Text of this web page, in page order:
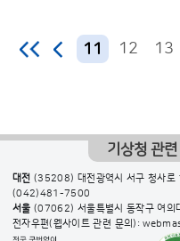
11 12 13
기상청 관
대전 (35208) 대전광역시 서구 청사
(042)481-7500
서울 (07062) 서울특별시 동작구 여
전자우편(웹사이트 관련 문의):